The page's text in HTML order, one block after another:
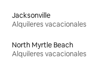
Jacksonville
Alquileres vacacionales
North Myrtle Beach
Alquileres vacacionales